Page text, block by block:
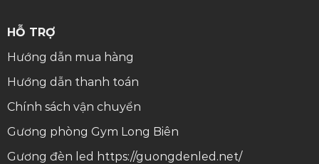
HỖ TRỢ
Hướng dẫn mua hàng
Hướng dẫn thanh toán
Chính sách vận chuyển
Gương phòng Gym Long Biên
Gương đèn led https://guongdenled.net/